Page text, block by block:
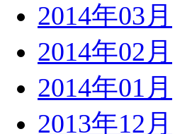
2014年03月
2014年02月
2014年01月
2013年12月